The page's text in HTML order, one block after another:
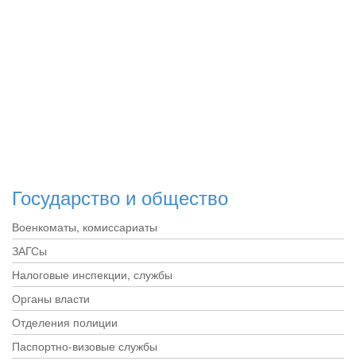
Государство и общество
Военкоматы, комиссариаты
ЗАГСы
Налоговые инспекции, службы
Органы власти
Отделения полиции
Паспортно-визовые службы